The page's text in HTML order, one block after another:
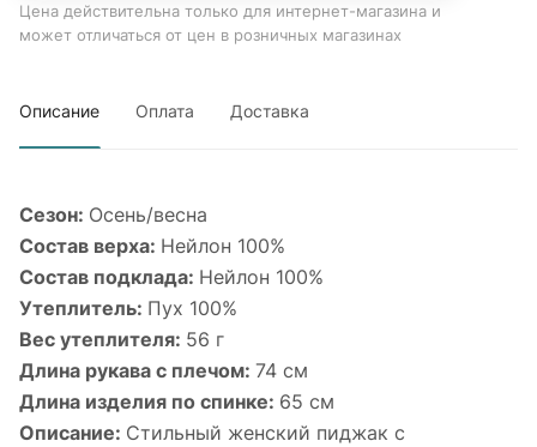
Цена действительна только для интернет-магазина и
может отличаться от цен в розничных магазинах
Описание Оплата Доставка
Сезон: Осень/весна
Состав верха: Нейлон 100%
Состав подклада: Нейлон 100%
Утеплитель: Пух 100%
Вес утеплителя: 56 г
Длина рукава с плечом: 74 см
Длина изделия по спинке: 65 см
Описание: Стильный женский пиджак с